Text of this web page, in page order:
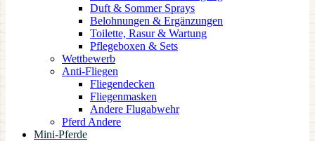
Duft & Sommer Sprays
Belohnungen & Ergänzungen
Toilette, Rasur & Wartung
Pflegeboxen & Sets
Wettbewerb
Anti-Fliegen
Fliegendecken
Fliegenmasken
Andere Flugabwehr
Pferd Andere
Mini-Pferde